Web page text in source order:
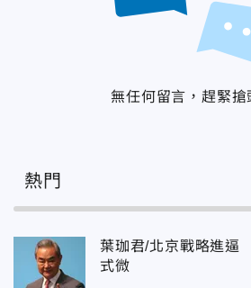
無任何留言，趕緊搶
熱門
葉珈君/北京戰略進逼
式微